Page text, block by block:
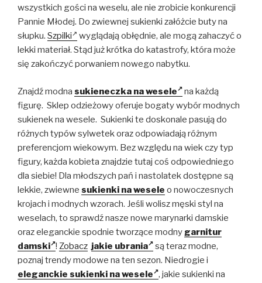
wszystkich gości na weselu, ale nie zrobicie konkurencji
Pannie Młodej. Do zwiewnej sukienki załóżcie buty na
słupku. Szpilki
wyglądają obłędnie, ale mogą zahaczyć o
lekki materiał. Stąd już krótka do katastrofy, która może
się zakończyć porwaniem nowego nabytku.
Znajdź modna sukieneczka na wesele
na każdą
figurę. Sklep odzieżowy oferuje bogaty wybór modnych
sukienek na wesele. Sukienki te doskonale pasują do
różnych typów sylwetek oraz odpowiadają różnym
preferencjom wiekowym. Bez względu na wiek czy typ
figury, każda kobieta znajdzie tutaj coś odpowiedniego
dla siebie! Dla młodszych pań i nastolatek dostępne są
lekkie, zwiewne sukienki na wesele o nowoczesnych
krojach i modnych wzorach. Jeśli wolisz męski styl na
weselach, to sprawdź nasze nowe marynarki damskie
oraz eleganckie spodnie tworzące modnygarnitur
damski ! Zobacz jakie ubrania
są teraz modne,
poznaj trendy modowe na ten sezon. Niedrogie i
eleganckie sukienki na wesele , jakie sukienki na